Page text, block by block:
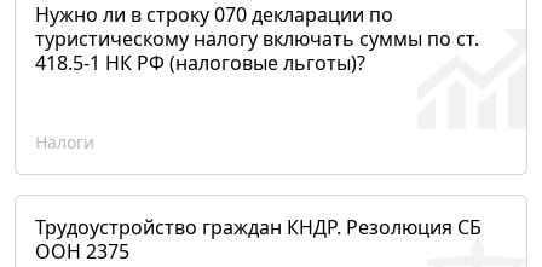
Нужно ли в строку 070 декларации по
туристическому налогу включать суммы по ст.
418.5-1 НК РФ (налоговые льготы)?
Налоги
Трудоустройство граждан КНДР. Резолюция СБ
ООН 2375